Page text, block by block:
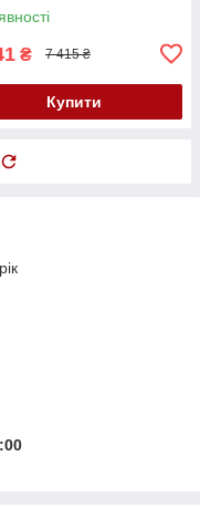
₴ 7 415 ₴
Купити